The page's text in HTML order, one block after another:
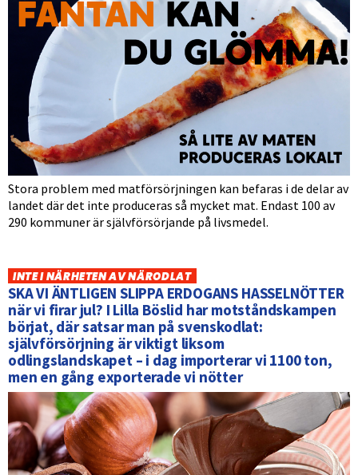
Stora problem med matförsörjningen kan befaras i de delar av
landet där det inte produceras så mycket mat. Endast 100 av
290 kommuner är självförsörjande på livsmedel.
INTE I NÄRHETEN AV NÄRODLAT
SKA VI ÄNTLIGEN SLIPPA ERDOGANS HASSELNÖTTER
när vi firar jul? I Lilla Böslid har motståndskampen
börjat, där satsar man på svenskodlat:
självförsörjning är viktigt liksom
odlingslandskapet – i dag importerar vi 1100 ton,
men en gång exporterade vi nötter